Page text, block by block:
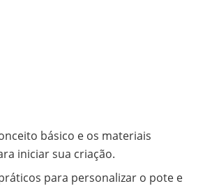
básico e os materiais
iniciar sua criação.
para personalizar o pote e